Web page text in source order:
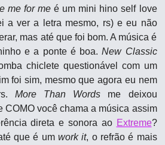
me for me é um mini hino self love
a ver a letra mesmo, rs) e eu não
mas até que foi bom. A música é
e a ponte é boa. New Classic
chiclete questionável com um
foi sim, mesmo que agora eu nem
More Than Words me deixou
COMO você chama a música assim
direta e sonora ao Extreme?
que é um work it, o refrão é mais